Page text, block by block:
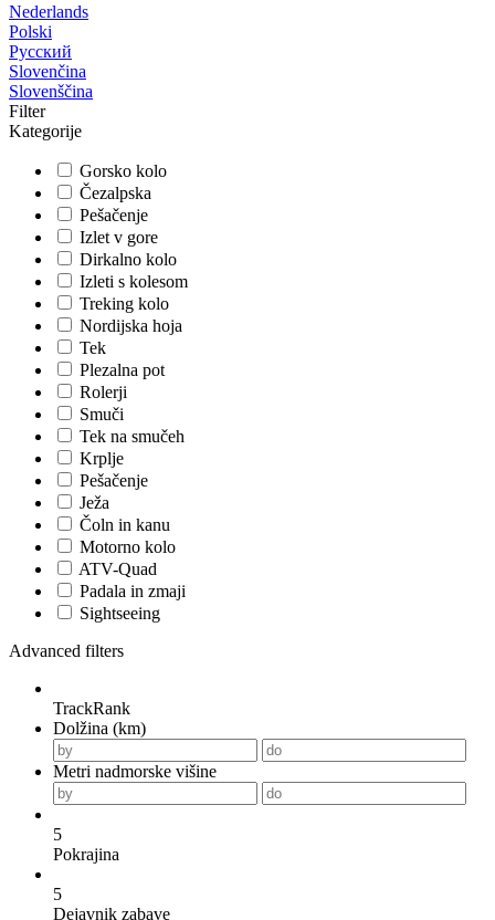
Nederlands
Polski
Русский
Slovenčina
Slovenščina
Filter
Kategorije
Gorsko kolo
Čezalpska
Pešačenje
Izlet v gore
Dirkalno kolo
Izleti s kolesom
Treking kolo
Nordijska hoja
Tek
Plezalna pot
Rolerji
Smuči
Tek na smučeh
Krplje
Pešačenje
Ježa
Čoln in kanu
Motorno kolo
ATV-Quad
Padala in zmaji
Sightseeing
Advanced filters
TrackRank
Dolžina (km)
Metri nadmorske višine
5
Pokrajina
5
Dejavnik zabave